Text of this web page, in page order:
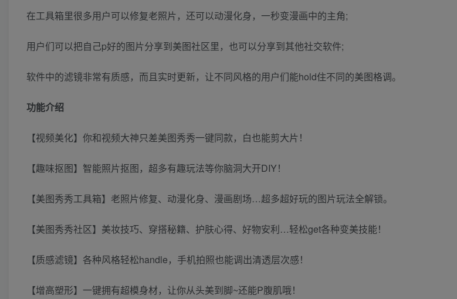
在工具箱里很多用户可以修复老照片，还可以动漫化身，一秒变漫画中的主角;
用户们可以把自己p好的图片分享到美图社区里，也可以分享到其他社交软件;
软件中的滤镜非常有质感，而且实时更新，让不同风格的用户们能hold住不同的美图格调。
功能介绍
【视频美化】你和视频大神只差美图秀秀一键同款，白也能剪大片！
【趣味抠图】智能照片抠图，超多有趣玩法等你脑洞大开DIY！
【美图秀秀工具箱】老照片修复、动漫化身、漫画剧场…超多超好玩的图片玩法全解锁。
【美图秀秀社区】美妆技巧、穿搭秘籍、护肤心得、好物安利…轻松get各种变美技能！
【质感滤镜】各种风格轻松handle，手机拍照也能调出清透层次感！
【增高塑形】一键拥有超模身材，让你从头美到脚~还能P腹肌哦！